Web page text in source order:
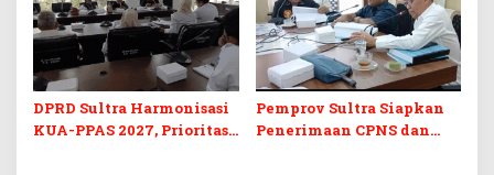
DPRD Sultra Harmonisasi
KUA-PPAS 2027, Prioritas
Pemprov Sultra Siapkan
Penerimaan CPNS dan